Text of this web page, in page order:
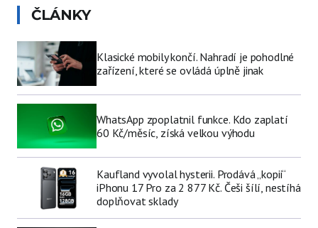
ČLÁNKY
Klasické mobily končí. Nahradí je pohodlné
zařízení, které se ovládá úplně jinak
WhatsApp zpoplatnil funkce. Kdo zaplatí
60 Kč/měsíc, získá velkou výhodu
Kaufland vyvolal hysterii. Prodává „kopii“
iPhonu 17 Pro za 2 877 Kč. Češi šílí, nestíhá
doplňovat sklady